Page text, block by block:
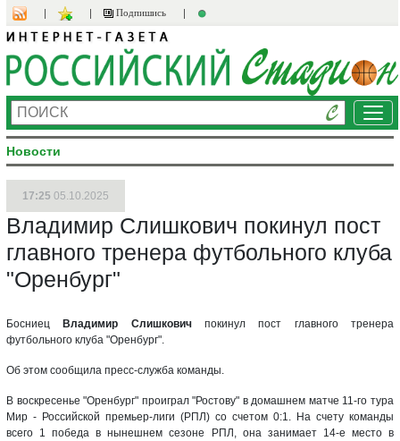
Подпишись
Новости
17:25 05.10.2025
Владимир Слишкович покинул пост
главного тренера футбольного клуба
"Оренбург"
Босниец Владимир Слишковичпокинул пост главного тренера
футбольного клуба "Оренбург".
Об этом сообщила пресс-служба команды.
В воскресенье "Оренбург" проиграл "Ростову" в домашнем матче 11-го тура
Мир - Российской премьер-лиги (РПЛ) со счетом 0:1. На счету команды
всего 1 победа в нынешнем сезоне РПЛ, она занимает 14-е место в